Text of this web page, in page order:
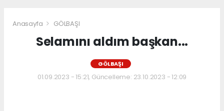
Anasayfa GÖLBAŞI
Selamını aldım başkan...
GÖLBAŞI
01.09.2023 - 15:21, Güncelleme: 23.10.2023 - 12:09